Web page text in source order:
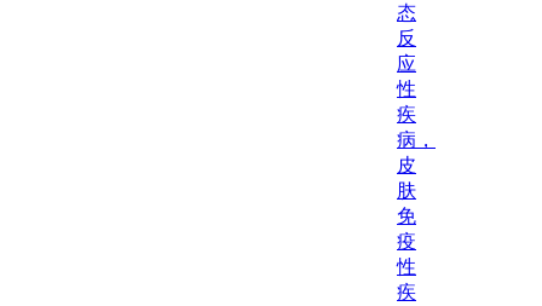
态
反
应
性
疾
病，
皮
肤
免
疫
性
疾